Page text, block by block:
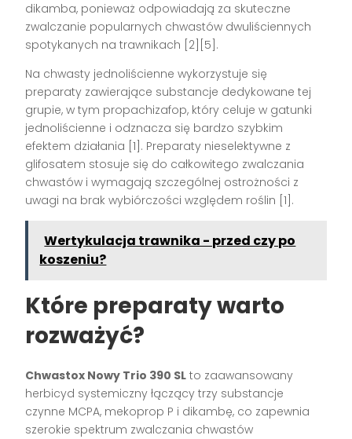
dikamba, ponieważ odpowiadają za skuteczne
zwalczanie popularnych chwastów dwuliściennych
spotykanych na trawnikach [2][5].
Na chwasty jednoliścienne wykorzystuje się
preparaty zawierające substancje dedykowane tej
grupie, w tym propachizafop, który celuje w gatunki
jednoliścienne i odznacza się bardzo szybkim
efektem działania [1]. Preparaty nieselektywne z
glifosatem stosuje się do całkowitego zwalczania
chwastów i wymagają szczególnej ostrożności z
uwagi na brak wybiórczości względem roślin [1].
Wertykulacja trawnika - przed czy po
koszeniu?
Które preparaty warto
rozważyć?
Chwastox Nowy Trio 390 SL to zaawansowany
herbicyd systemiczny łączący trzy substancje
czynne MCPA, mekoprop P i dikambę, co zapewnia
szerokie spektrum zwalczania chwastów